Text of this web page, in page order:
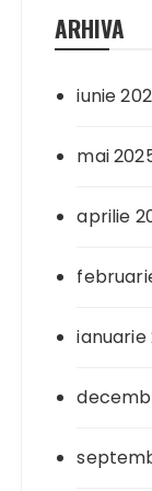
ARHIVA
iunie
mai
aprilie
ianuarie